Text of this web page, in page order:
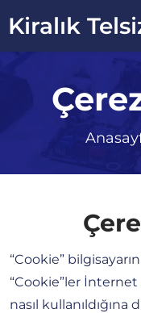
“Cookie”
“Cookie”ler
nasıl